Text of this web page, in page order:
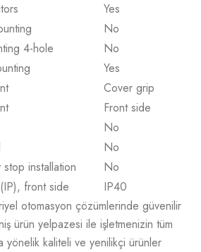
Yes
No
4-hole
No
Yes
Cover grip
Front side
No
No
installation
No
front side
IP40
otomasyon çözümlerinde güvenilir
ürün yelpazesi ile işletmenizin tüm
yönelik kaliteli ve yenilikçi ürünler